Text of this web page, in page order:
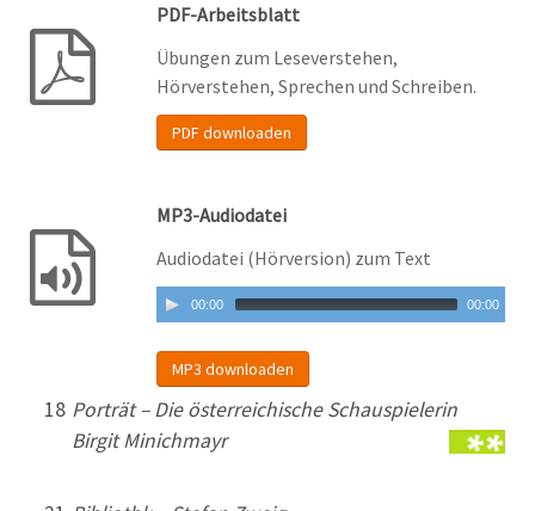
PDF-Arbeitsblatt
Übungen zum Leseverstehen,
Hörverstehen, Sprechen und Schreiben.
PDF downloaden
MP3-Audiodatei
Audiodatei (Hörversion) zum Text
00:00 00:00
MP3 downloaden
18 Porträt – Die österreichische Schauspielerin
Birgit Minichmayr